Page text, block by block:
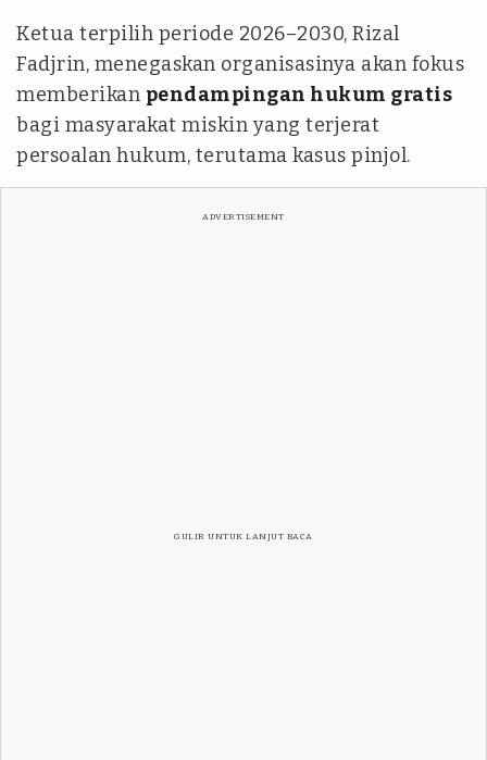
Ketua terpilih periode 2026–2030, Rizal
Fadjrin, menegaskan organisasinya akan fokus
memberikan pendampingan hukum gratis
bagi masyarakat miskin yang terjerat
persoalan hukum, terutama kasus pinjol.
ADVERTISEMENT
GULIR UNTUK LANJUT BACA